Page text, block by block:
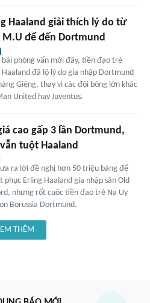
Haaland giải thích lý do từ
M.U để đến Dortmund
bài phỏng vấn mới đây, tiền đạo trẻ
Haaland đã lộ lý do gia nhập Dortmund
Giêng, thay vì các đội bóng lớn khác
United hay Juventus.
cao gấp 3 lần Dortmund,
tuột Haaland
ra lời đề nghị hơn 50 triệu bảng để
phục Erling Haaland gia nhập sân Old
nhưng rốt cuộc tiền đạo trẻ Na Uy
Borussia Dortmund.
THÊM